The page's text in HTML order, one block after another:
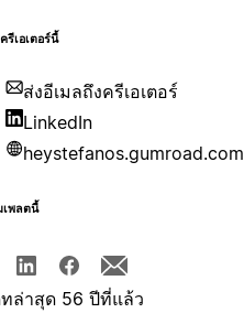
รีเอเตอร์นี้
ส่งอีเมลถึงครีเอเตอร์
LinkedIn
heystefanos.gumroad.com
เพลตนี้
ทล่าสุด 56 ปีที่แล้ว